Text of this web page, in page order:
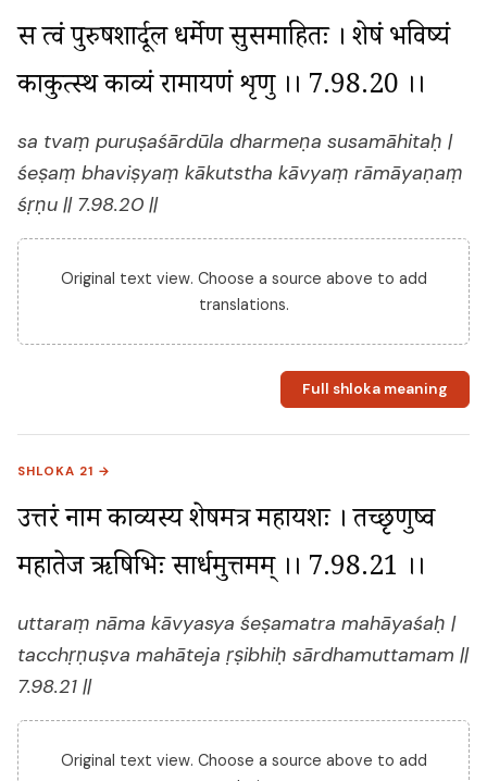
स त्वं पुरुषशार्दूल धर्मेण सुसमाहितः । शेषं भविष्यं
काकुत्स्थ काव्यं रामायणं शृणु ।। 7.98.20 ।।
sa tvaṃ puruṣaśārdūla dharmeṇa susamāhitaḥ |
śeṣaṃ bhaviṣyaṃ kākutstha kāvyaṃ rāmāyaṇaṃ
śṛṇu || 7.98.20 ||
Original text view. Choose a source above to add
translations.
Full shloka meaning
SHLOKA 21 →
उत्तरं नाम काव्यस्य शेषमत्र महायशः । तच्छृणुष्व
महातेज ऋषिभिः सार्धमुत्तमम् ।। 7.98.21 ।।
uttaraṃ nāma kāvyasya śeṣamatra mahāyaśaḥ |
tacchṛṇuṣva mahāteja ṛṣibhiḥ sārdhamuttamam ||
7.98.21 ||
Original text view. Choose a source above to add